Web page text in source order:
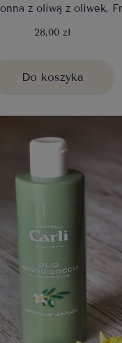
z oliwą z oliwek,
28,00 zł
Do koszyka